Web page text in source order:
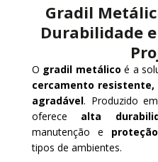
Gradil
Durabilidade
O gradil metálico é a
cercamento
agradável. Produzido
oferece alta
manutenção e
tipos de ambientes.